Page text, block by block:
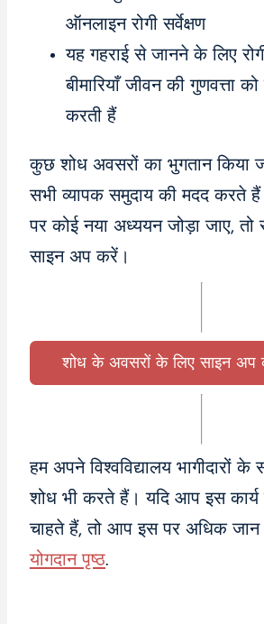
ऑनलाइन रोगी सर्वेक्षण
यह गहराई से जानने के लिए
बीमारियाँ जीवन की गुणवत्ता
करती हैं
कुछ शोध अवसरों का भुगतान किया
सभी व्यापक समुदाय की मदद करते
पर कोई नया अध्ययन जोड़ा जाए, तो
साइन अप करें।
शोध के अवसरों के लिए साइन अप
हम अपने विश्वविद्यालय भागीदारों
शोध भी करते हैं। यदि आप इस कार्य
चाहते हैं, तो आप इस पर अधिक
योगदान पृष्ठ.